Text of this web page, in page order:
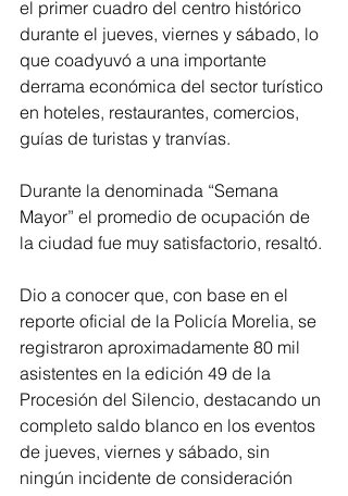
el primer cuadro del centro histórico
durante el jueves, viernes y sábado, lo
que coadyuvó a una importante
derrama económica del sector turístico
en hoteles, restaurantes, comercios,
guías de turistas y tranvías.
Durante la denominada “Semana
Mayor” el promedio de ocupación de
la ciudad fue muy satisfactorio, resaltó.
Dio a conocer que, con base en el
reporte oficial de la Policía Morelia, se
registraron aproximadamente 80 mil
asistentes en la edición 49 de la
Procesión del Silencio, destacando un
completo saldo blanco en los eventos
de jueves, viernes y sábado, sin
ningún incidente de consideración